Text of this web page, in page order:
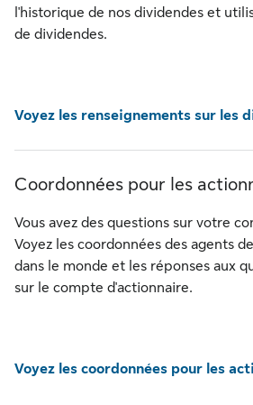
l'historique de nos dividendes et
de dividendes.
Voyez les renseignements sur les
Coordonnées pour les
Vous avez des questions sur votre
Voyez les coordonnées des agents
dans le monde et les réponses aux
sur le compte d'actionnaire.
Voyez les coordonnées pour les